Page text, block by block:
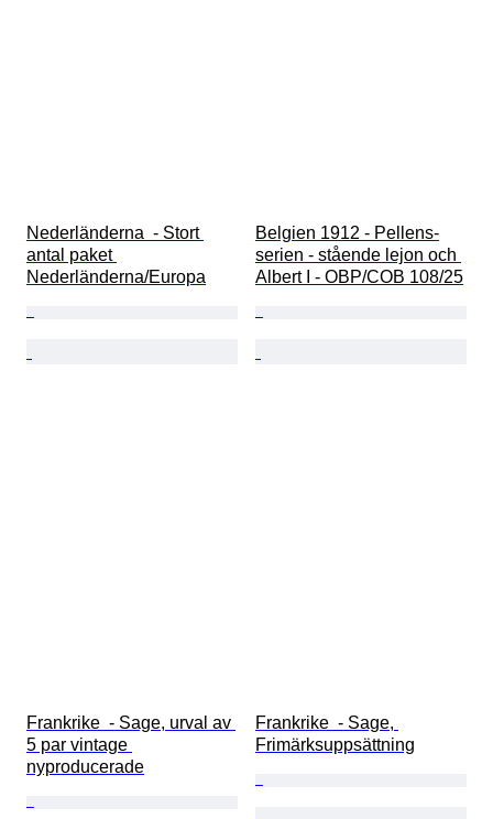
Nederländerna  - Stort
antal paket
Nederländerna/Europa
Belgien 1912 - Pellens-
serien - stående lejon och
Albert I - OBP/COB 108/25
Frankrike  - Sage, urval av
5 par vintage
nyproducerade
Frankrike  - Sage,
Frimärksuppsättning